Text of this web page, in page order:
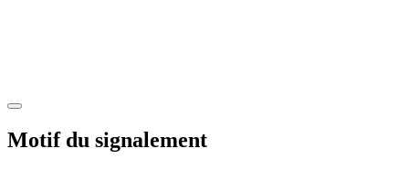
Motif du signalement